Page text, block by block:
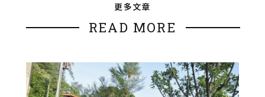
更多文章
READ MORE